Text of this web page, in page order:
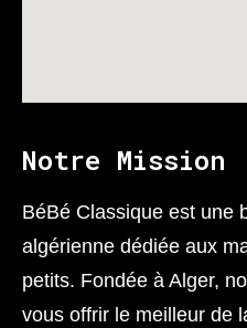
Notre Mission
BéBé Classique est une
algérienne dédiée aux
petits. Fondée à Alger,
vous offrir le meilleur de